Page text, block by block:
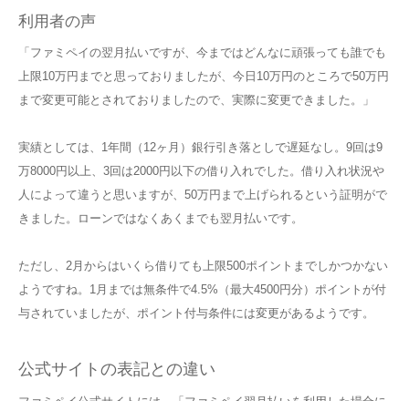
利用者の声
「ファミペイの翌月払いですが、今まではどんなに頑張っても誰でも
上限10万円までと思っておりましたが、今日10万円のところで50万円
まで変更可能とされておりましたので、実際に変更できました。」
実績としては、1年間（12ヶ月）銀行引き落としで遅延なし。9回は9
万8000円以上、3回は2000円以下の借り入れでした。借り入れ状況や
人によって違うと思いますが、50万円まで上げられるという証明がで
きました。ローンではなくあくまでも翌月払いです。
ただし、2月からはいくら借りても上限500ポイントまでしかつかない
ようですね。1月までは無条件で4.5%（最大4500円分）ポイントが付
与されていましたが、ポイント付与条件には変更があるようです。
公式サイトの表記との違い